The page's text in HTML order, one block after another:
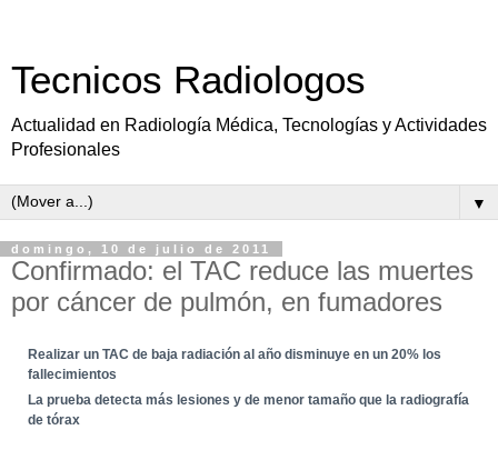
Tecnicos Radiologos
Actualidad en Radiología Médica, Tecnologías y Actividades
Profesionales
▼
domingo, 10 de julio de 2011
Confirmado: el TAC reduce las muertes
por cáncer de pulmón, en fumadores
Realizar un TAC de baja radiación al año disminuye en un 20% los
fallecimientos
La prueba detecta más lesiones y de menor tamaño que la radiografía
de tórax